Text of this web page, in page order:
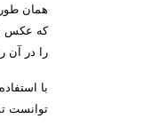
همان
که عکس
را در آن
با
توانست